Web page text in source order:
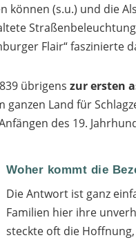
können (s.u.) und die
Flair“ faszinierte
übrigens zur ersten
Land für
des 19.
Woher kommt die
Die Antwort ist ganz
Familien hier ihre
steckte oft die